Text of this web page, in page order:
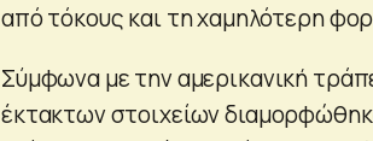
από τόκους και τη χαμηλότερη
Σύμφωνα με την αμερικανική
έκτακτων στοιχείων